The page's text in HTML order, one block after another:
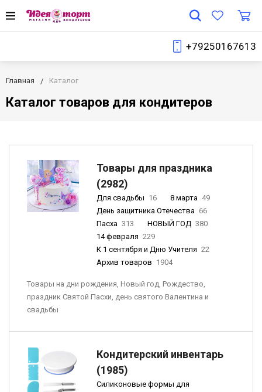
+79250167613
Главная Каталог
Каталог товаров для кондитеров
Товары для праздника
(2982)
Для свадьбы 16 8 марта 49
День защитника Отечества 66
Пасха 313 НОВЫЙ ГОД 380
14 февраля 229
К 1 сентября и Дню Учителя 22
Архив товаров 1904
Товары на дни рождения, Новый год, Рождество,
праздник Святой Пасхи, день святого Валентина и
свадьбы
Кондитерский инвентарь
(1985)
Силиконовые формы для